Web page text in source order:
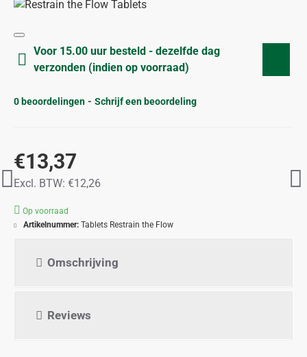
Voor 15.00 uur besteld - dezelfde dag
verzonden (indien op voorraad)
0 beoordelingen - Schrijf een beoordeling
€13,37
Excl. BTW: €12,26
Op voorraad
Artikelnummer: Tablets Restrain the Flow
Omschrijving
Reviews